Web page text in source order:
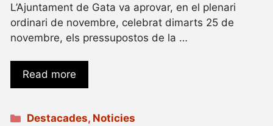
L’Ajuntament de Gata va aprovar, en el plenari
ordinari de novembre, celebrat dimarts 25 de
novembre, els pressupostos de la …
Read more
Categories
Destacades, Noticies